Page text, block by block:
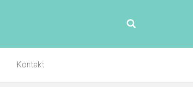
Kontakt